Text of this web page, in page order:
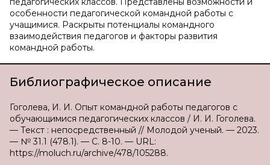
особенности педагогической командной работы с
учащимися. Раскрыты потенциалы командного
взаимодействия педагогов и факторы развития
командной работы.
Библиографическое описание
Гоголева, И. И. Опыт командной работы педагогов с
обучающимися педагогических классов / И. И. Гоголева.
— Текст : непосредственный // Молодой ученый. — 2023.
— № 31.1 (478.1). — С. 8-10. — URL:
https://moluch.ru/archive/478/105288.